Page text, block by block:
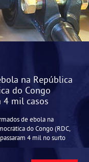
na República
do Congo
4 mil casos
de ebola na
do Congo (RDC,
4 mil no surto